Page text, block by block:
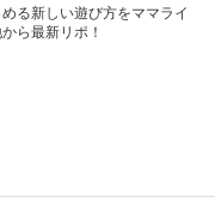
る新しい遊び方をママライ
ら最新リポ！